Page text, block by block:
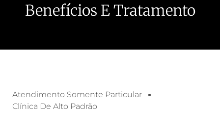
Benefícios E Tratamento
Atendimento Somente Particular
Clínica De Alto Padrão